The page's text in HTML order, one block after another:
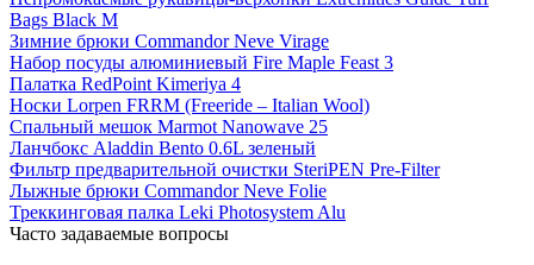
Bags Black M
Зимние брюки Commandor Neve Virage
Набор посуды алюминиевый Fire Maple Feast 3
Палатка RedPoint Kimeriya 4
Носки Lorpen FRRM (Freeride – Italian Wool)
Спальный мешок Marmot Nanowave 25
Ланчбокс Aladdin Bento 0.6L зеленый
Фильтр предварительной очистки SteriPEN Pre-Filter
Лыжные брюки Commandor Neve Folie
Треккинговая палка Leki Photosystem Alu
Часто задаваемые вопросы